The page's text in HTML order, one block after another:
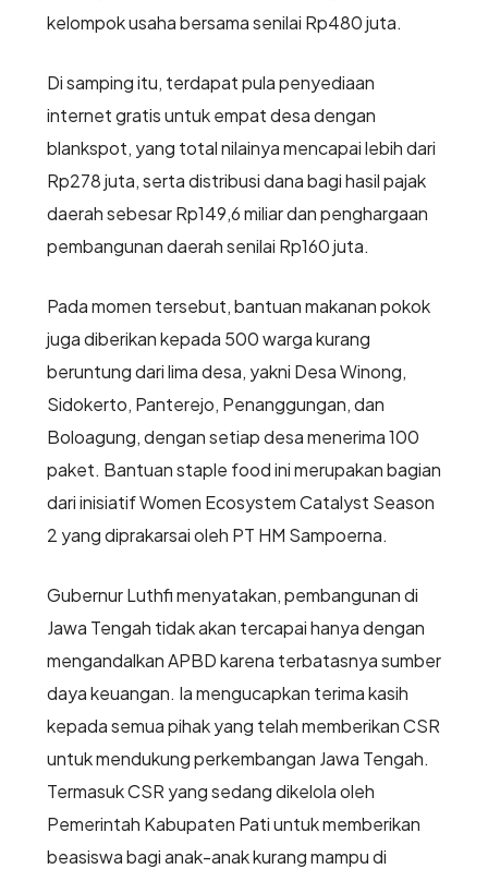
kelompok usaha bersama senilai Rp480 juta.
Di samping itu, terdapat pula penyediaan
internet gratis untuk empat desa dengan
blankspot, yang total nilainya mencapai lebih dari
Rp278 juta, serta distribusi dana bagi hasil pajak
daerah sebesar Rp149,6 miliar dan penghargaan
pembangunan daerah senilai Rp160 juta.
Pada momen tersebut, bantuan makanan pokok
juga diberikan kepada 500 warga kurang
beruntung dari lima desa, yakni Desa Winong,
Sidokerto, Panterejo, Penanggungan, dan
Boloagung, dengan setiap desa menerima 100
paket. Bantuan staple food ini merupakan bagian
dari inisiatif Women Ecosystem Catalyst Season
2 yang diprakarsai oleh PT HM Sampoerna.
Gubernur Luthfi menyatakan, pembangunan di
Jawa Tengah tidak akan tercapai hanya dengan
mengandalkan APBD karena terbatasnya sumber
daya keuangan. Ia mengucapkan terima kasih
kepada semua pihak yang telah memberikan CSR
untuk mendukung perkembangan Jawa Tengah.
Termasuk CSR yang sedang dikelola oleh
Pemerintah Kabupaten Pati untuk memberikan
beasiswa bagi anak-anak kurang mampu di